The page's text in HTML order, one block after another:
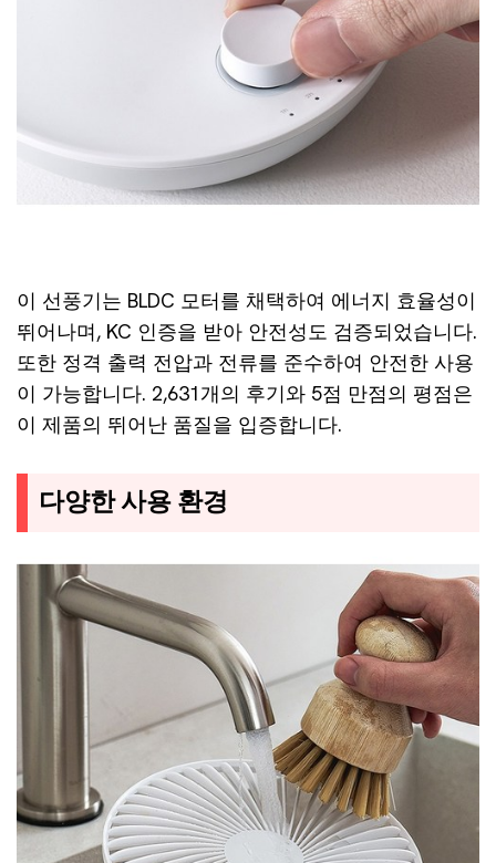
이 선풍기는 BLDC 모터를 채택하여 에너지 효율성이
뛰어나며, KC 인증을 받아 안전성도 검증되었습니다.
또한 정격 출력 전압과 전류를 준수하여 안전한 사용
이 가능합니다. 2,631개의 후기와 5점 만점의 평점은
이 제품의 뛰어난 품질을 입증합니다.
다양한 사용 환경